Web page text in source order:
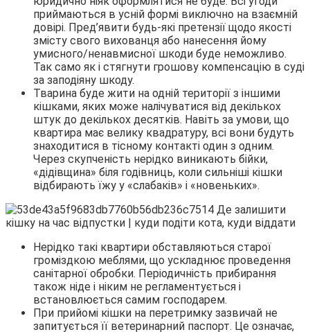
приймаються в усній формі виключно на взаємній
довірі. Пред’явити будь-які претензії щодо якості
змісту свого вихованця або нанесення йому
умисного/ненавмисної шкоди буде неможливо.
Так само як і стягнути грошову компенсацію в суді
за заподіяну шкоду.
Тварина буде жити на одній території з іншими
кішками, яких може налічуватися від декількох
штук до декількох десятків. Навіть за умови, що
квартира має велику квадратуру, всі вони будуть
знаходитися в тісному контакті один з одним.
Через скупченість нерідко виникають бійки,
«дідівщина» біля годівниць, коли сильніші кішки
відбирають їжу у «слабаків» і «новеньких».
Нерідко такі квартири обставляються старої
громіздкою меблями, що ускладнює проведення
санітарної обробки. Періодичність прибирання
також ніде і ніким не регламентується і
встановлюється самим господарем.
При прийомі кішки на перетримку зазвичай не
запитується її ветеринарний паспорт. Це означає,